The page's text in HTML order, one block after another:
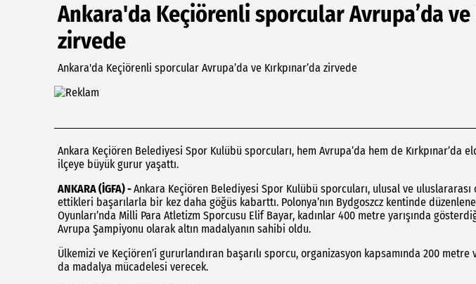
Ankara'da Keçiörenli sporcular Avrupa’da ve
zirvede
Ankara'da Keçiörenli sporcular Avrupa’da ve Kırkpınar’da zirvede
Ankara Keçiören Belediyesi Spor Kulübü sporcuları, hem Avrupa’da hem de Kırkpınar’da
ilçeye büyük gurur yaşattı.
ANKARA (İGFA) -Ankara Keçiören Belediyesi Spor Kulübü sporcuları, ulusal ve
ettikleri başarılarla bir kez daha göğüs kabarttı. Polonya’nın Bydgoszcz kentinde
Oyunları’nda Milli Para Atletizm Sporcusu Elif Bayar, kadınlar 400 metre yarışında
Avrupa Şampiyonu olarak altın madalyanın sahibi oldu.
Ülkemizi ve Keçiören’i gururlandıran başarılı sporcu, organizasyon kapsamında 200 metre
da madalya mücadelesi verecek.